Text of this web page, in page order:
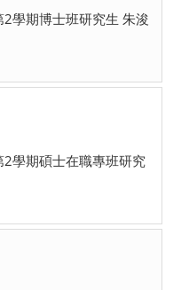
學期博士班研究生 朱浚
學期碩士在職專班研究